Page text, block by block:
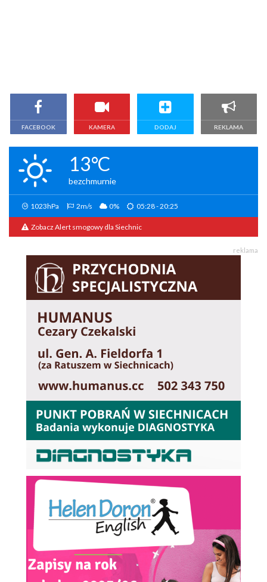
FACEBOOK KAMERA DODAJ REKLAMA
13°C
bezchmurnie
1023hPa 2m/s 0% 05:28 - 20:25
Zobacz Alert smogowy dla Siechnic
reklama